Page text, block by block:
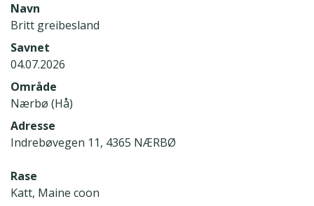
Navn
Britt greibesland
Savnet
04.07.2026
Område
Nærbø (Hå)
Adresse
Indrebøvegen 11, 4365 NÆRBØ
Rase
Katt, Maine coon